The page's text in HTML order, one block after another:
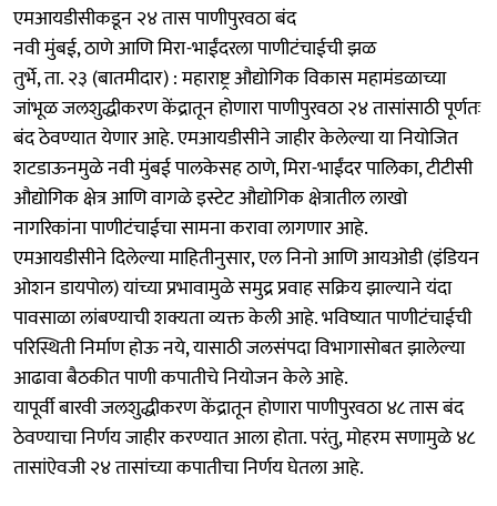
एमआयडीसीकडून २४ तास पाणीपुरवठा बंद
नवी मुंबई, ठाणे आणि मिरा-भाईंदरला पाणीटंचाईची झळ
तुर्भे, ता. २३ (बातमीदार) : महाराष्ट्र औद्योगिक विकास महामंडळाच्या
जांभूळ जलशुद्धीकरण केंद्रातून होणारा पाणीपुरवठा २४ तासांसाठी पूर्णतः
बंद ठेवण्यात येणार आहे. एमआयडीसीने जाहीर केलेल्या या नियोजित
शटडाऊनमुळे नवी मुंबई पालकेसह ठाणे, मिरा-भाईंदर पालिका, टीटीसी
औद्योगिक क्षेत्र आणि वागळे इस्टेट औद्योगिक क्षेत्रातील लाखो
नागरिकांना पाणीटंचाईचा सामना करावा लागणार आहे.
एमआयडीसीने दिलेल्या माहितीनुसार, एल निनो आणि आयओडी (इंडियन
ओशन डायपोल) यांच्या प्रभावामुळे समुद्र प्रवाह सक्रिय झाल्याने यंदा
पावसाळा लांबण्याची शक्यता व्यक्त केली आहे. भविष्यात पाणीटंचाईची
परिस्थिती निर्माण होऊ नये, यासाठी जलसंपदा विभागासोबत झालेल्या
आढावा बैठकीत पाणी कपातीचे नियोजन केले आहे.
यापूर्वी बारवी जलशुद्धीकरण केंद्रातून होणारा पाणीपुरवठा ४८ तास बंद
ठेवण्याचा निर्णय जाहीर करण्यात आला होता. परंतु, मोहरम सणामुळे ४८
तासांऐवजी २४ तासांच्या कपातीचा निर्णय घेतला आहे.